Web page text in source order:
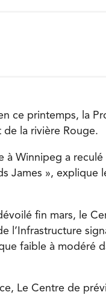
ce printemps, la
la rivière Rouge.
à Winnipeg a reculé
James », explique
fin mars, le
l’Infrastructure
faible à modéré
Le Centre de